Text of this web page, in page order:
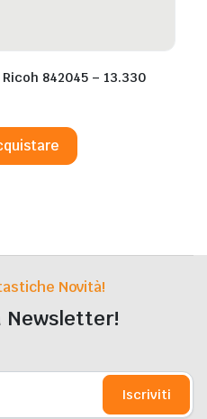
842045 – 13.330
Novità!
Iscriviti